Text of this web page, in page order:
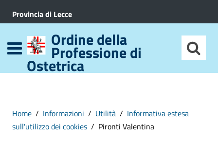
Provincia di Lecce
Ordine della
Professione di
Ostetrica
Home Informazioni Utilità
Informativa estesa
sull'utilizzo dei cookies
Pironti Valentina